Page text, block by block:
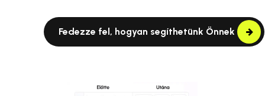
Fedezze fel, hogyan segíthetünk Önnek